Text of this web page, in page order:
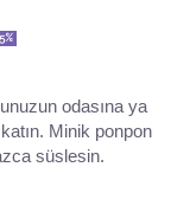
odasına ya
Minik ponpon
süslesin.